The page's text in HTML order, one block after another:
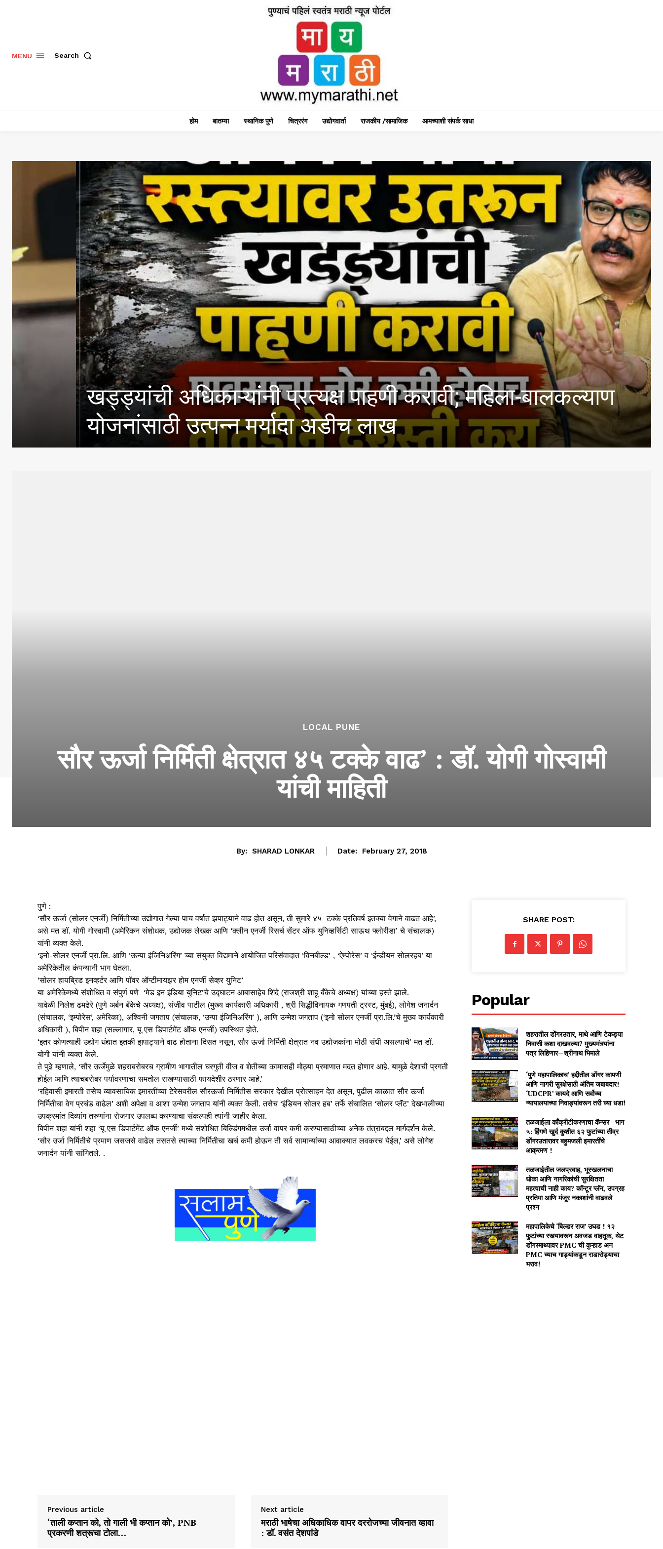
MENU Search
होम बातम्या स्थानिक पुणे चित्ररंग उद्योगवार्ता राजकीय /सामाजिक आमच्याशी संपर्क साधा
खड्ड्यांची अधिकाऱ्यांनी प्रत्यक्ष पाहणी करावी; महिला-बालकल्याण
योजनांसाठी उत्पन्न मर्यादा अडीच लाख
LOCAL PUNE
सौर ऊर्जा निर्मिती क्षेत्रात ४५ टक्के वाढ’ : डॉ. योगी गोस्वामी
यांची माहिती
By: SHARAD LONKAR Date: February 27, 2018
पुणे :
‘सौर ऊर्जा (सोलर एनर्जी) निर्मितीच्या उद्योगात गेल्या पाच वर्षात झपाट्याने वाढ होत असून, ती सुमारे ४५ टक्के प्रतिवर्ष इतक्या वेगाने वाढत आहे’,
असे मत डॉ. योगी गोस्वामी (अमेरिकन संशोधक, उद्योजक लेखक आणि ‘क्लीन एनर्जी रिसर्च सेंटर ऑफ युनिव्हर्सिटी साऊथ फ्लोरीडा’ चे संचालक)
यांनी व्यक्त केले.
‘इनो-सोलर एनर्जी प्रा.लि. आणि ‘ऊन्पा इंजिनिअरिंग’ च्या संयुक्त विद्यमाने आयोजित परिसंवादात ‘विनबील्ड’ , ‘ऐम्पोरेस’ व ‘ईन्डीयन सोलरहब’ या
अमेरिकेतील कंपन्यानी भाग घेतला.
‘सोलर हायब्रिड इनव्हर्टर आणि पॉवर ऑप्टीमायझर होम एनर्जी सेव्हर युनिट’
या अमेरिकेमध्ये संशोधित व संपुर्ण पणे ‘मेड इन इंडिया युनिट’चे उद्घाटन आबासाहेब शिंदे (राजश्री शाहू बँकेचे अध्यक्ष) यांच्या हस्ते झाले.
यावेळी निलेश ढमढेरे (पुणे अर्बन बँकेचे अध्यक्ष), संजीव पाटील (मुख्य कार्यकारी अधिकारी , श्री सिद्धीविनायक गणपती ट्रस्ट, मुंबई), लोगेश जनार्दन
(संचालक, ‘इम्पोरेस’, अमेरिका), अश्‍विनी जगताप (संचालक, ‘उन्पा इंजिनिअरिंग’ ), आणि उन्मेश जगताप (‘इनो सोलर एनर्जी प्रा.लि.’चे मुख्य कार्यकारी
अधिकारी ), बिपीन शहा (सल्लागार, यू एस डिपार्टमेंट ऑफ एनर्जी) उपस्थित होते.
‘इतर कोणत्याही उद्योग धंद्यात इतकी झपाट्याने वाढ होताना दिसत नसून, सौर ऊर्जा निर्मिती क्षेत्रात नव उद्योजकांना मोठी संधी असल्याचे’ मत डॉ.
योगी यांनी व्यक्त केले.
ते पुढे म्हणाले, ‘सौर ऊर्जेमुळे शहराबरोबरच ग्रामीण भागातील घरगुती वीज व शेतीच्या कामासही मोठ्या प्रमाणात मदत होणार आहे. यामुळे देशाची प्रगती
होईल आणि त्याचबरोबर पर्यावरणाचा समतोल राखण्यासाठी फायदेशीर ठरणार आहे.’
‘रहिवासी इमारती तसेच व्यावसायिक इमारतींच्या टेरेसवरील सौरऊर्जा निर्मितीस सरकार देखील प्रोत्साहन देत असून, पुढील काळात सौर ऊर्जा
निर्मितीचा वेग प्रचंड वाढेल’ अशी अपेक्षा व आशा उन्मेश जगताप यांनी व्यक्त केली. तसेच ‘इंडियन सोलर हब’ तर्फे संचालित ‘सोलर प्लॅंट’ देखभालीच्या
उपक्रमांत दिव्यांग तरुणांना रोजगार उपलब्ध करण्याचा संकल्पही त्यांनी जाहीर केला.
बिपीन शहा यांनी शहा ‘यू एस डिपार्टमेंट ऑफ एनर्जी’ मध्ये संशोधित बिल्डिंगमधील उर्जा वापर कमी करण्यासाठीच्या अनेक तंत्रांबद्दल मार्गदर्शन केले.
‘सौर उर्जा निर्मितीचे प्रमाण जसजसे वाढेल तसतसे त्याच्या निर्मितीचा खर्च कमी होऊन ती सर्व सामान्यांच्या आवाक्यात लवकरच येईल,’ असे लोगेश
जनार्दन यांनी सांगितले. .
Previous article
‘ताली कप्तान को, तो गाली भी कप्तान को’, PNB
प्रकरणी शत्रूचा टोला…
Next article
मराठी भाषेचा अधिकाधिक वापर दररोजच्या जीवनात व्हावा
: डॉ. वसंत देशपांडे
SHARE POST:
Popular
शहरातील डोंगरउतार, माथे आणि टेकड्या
निवासी कशा दाखवल्या? मुख्यमंत्र्यांना
पत्र लिहिणार—श्रीनाथ भिमाले
‘पुणे महापालिकाच’ हद्दीतील डोंगर कापणी
आणि नागरी सुरक्षेसाठी अंतिम जबाबदार!
‘UDCPR’ कायदे आणि सर्वोच्च
न्यायालयाच्या निवाड्यांवरून तरी घ्या धडा!
तळजाईला काँक्रीटीकरणाचा कॅन्सर—भाग
५: हिंगणे खुर्द कुशीत ६२ फुटांच्या तीव्र
डोंगरउतारावर बहुमजली इमारतींचे
आक्रमण !
तळजाईतील जलप्रवाह, भूस्खलनाचा
धोका आणि नागरिकांची सुरक्षितता
महत्वाची नाही काय? कॉन्टूर प्लॅन, उपग्रह
प्रतिमा आणि मंजूर नकाशांनी वाढवले
प्रश्न
महापालिकेचे ‘बिल्डर राज’ उघड ! १२
फुटांच्या रस्त्यावरून अवजड वाहतूक, थेट
डोंगरमाथ्यावर PMC ची कुऱ्हाड अन
PMC च्याच गाड्यांकडून राडारोड्याचा
भराव!